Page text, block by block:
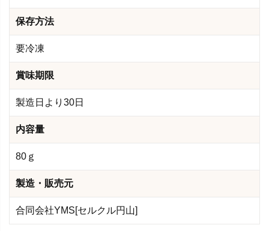
保存方法
要冷凍
賞味期限
製造日より30日
内容量
80ｇ
製造・販売元
合同会社YMS[セルクル円山]